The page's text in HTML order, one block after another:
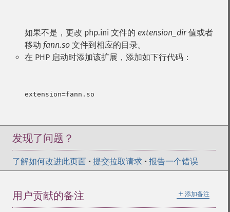
如果不是，更改 php.ini 文件的 extension_dir值或者
移动 fann.so 文件到相应的目录。
在 PHP 启动时添加该扩展，添加如下行代码：
extension=fann.so
发现了问题？
了解如何改进此页面 • 提交拉取请求 • 报告一个错误
＋ 添加备注
用户贡献的备注